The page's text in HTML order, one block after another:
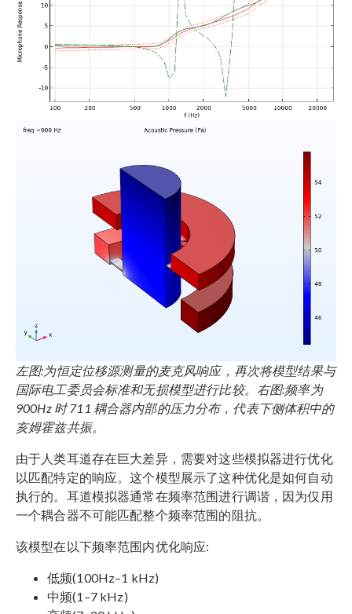
左图:为恒定位移源测量的麦克风响应，再次将模型结果与
国际电工委员会标准和无损模型进行比较。右图:频率为
900Hz 时 711 耦合器内部的压力分布，代表下侧体积中的
亥姆霍兹共振。
由于人类耳道存在巨大差异，需要对这些模拟器进行优化
以匹配特定的响应。这个模型展示了这种优化是如何自动
执行的。耳道模拟器通常在频率范围进行调谐，因为仅用
一个耦合器不可能匹配整个频率范围的阻抗。
该模型在以下频率范围内优化响应:
低频(100Hz–1 kHz)
中频(1–7 kHz)